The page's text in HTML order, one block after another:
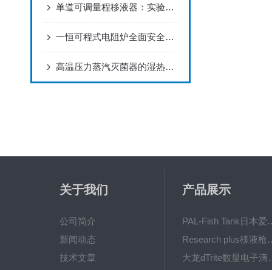
单道可调量程移液器：实验室的精准“画笔”
一恒可程式电阻炉全面安全性能设计
高温压力蒸汽灭菌器的湿热灭菌原理与压力容器安全设计
关于我们
公司简介
新闻动态
技术文章
产品展示
PAL-Fish Tank
Research plus
大龙dTrite